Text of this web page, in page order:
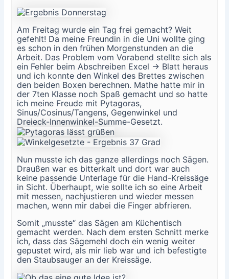
Am Freitag wurde ein Tag frei gemacht? Weit
gefehlt! Da meine Freundin in die Uni wollte ging
es schon in den frühen Morgenstunden an die
Arbeit. Das Problem vom Vorabend stellte sich als
ein Fehler beim Abschreiben Excel → Blatt heraus
und ich konnte den Winkel des Brettes zwischen
den beiden Boxen berechnen. Mathe hatte mir in
der 7ten Klasse noch Spaß gemacht und so hatte
ich meine Freude mit Pytagoras,
Sinus/Cosinus/Tangens, Gegenwinkel und
Dreieck-Innenwinkel-Summe-Gesetzt.
Nun musste ich das ganze allerdings noch Sägen.
Draußen war es bitterkalt und dort war auch
keine passende Unterlage für die Hand-Kreissäge
in Sicht. Überhaupt, wie sollte ich so eine Arbeit
mit messen, nachjustieren und wieder messen
machen, wenn mir dabei die Finger abfrieren.
Somit „musste“ das Sägen am Küchentisch
gemacht werden. Nach dem ersten Schnitt merke
ich, dass das Sägemehl doch ein wenig weiter
gepustet wird, als mir lieb war und ich befestigte
den Staubsauger an der Kreissäge.